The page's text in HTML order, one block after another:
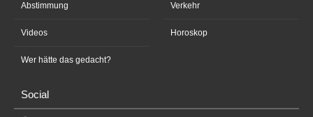
Abstimmung
Videos
Wer hätte das gedacht?
Verkehr
Horoskop
Social